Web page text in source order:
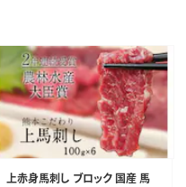
上赤身馬刺し ブロック 国産 馬